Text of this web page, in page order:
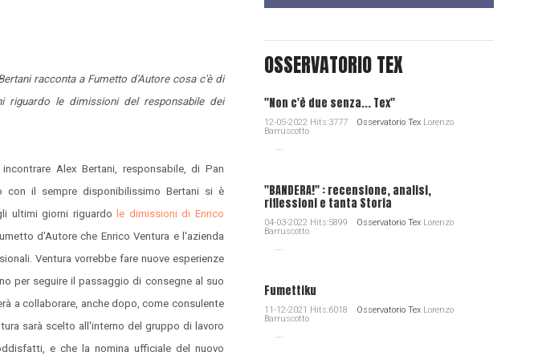
racconta a Fumetto d'Autore cosa c'è di
riguardo le dimissioni del responsabile dei
Alex Bertani, responsabile, di Pan
con il sempre disponibilissimo Bertani si è
ultimi giorni riguardo le dimissioni di Enrico
d'Autore che Enrico Ventura e l'azienda
Ventura vorrebbe fare nuove esperienze
per seguire il passaggio di consegne al suo
a collaborare, anche dopo, come consulente
sarà scelto all'interno del gruppo di lavoro
e che la nomina ufficiale del nuovo
OSSERVATORIO TEX
"Non c'è due senza... Tex"
12-05-2022 Hits:3777 Osservatorio TexLorenzo
Barruscotto
...
"BANDERA!" : recensione, analisi,
riflessioni e tanta Storia
04-03-2022 Hits:5899 Osservatorio TexLorenzo
Barruscotto
...
Fumettiku
11-12-2021 Hits:6018 Osservatorio TexLorenzo
Barruscotto
...